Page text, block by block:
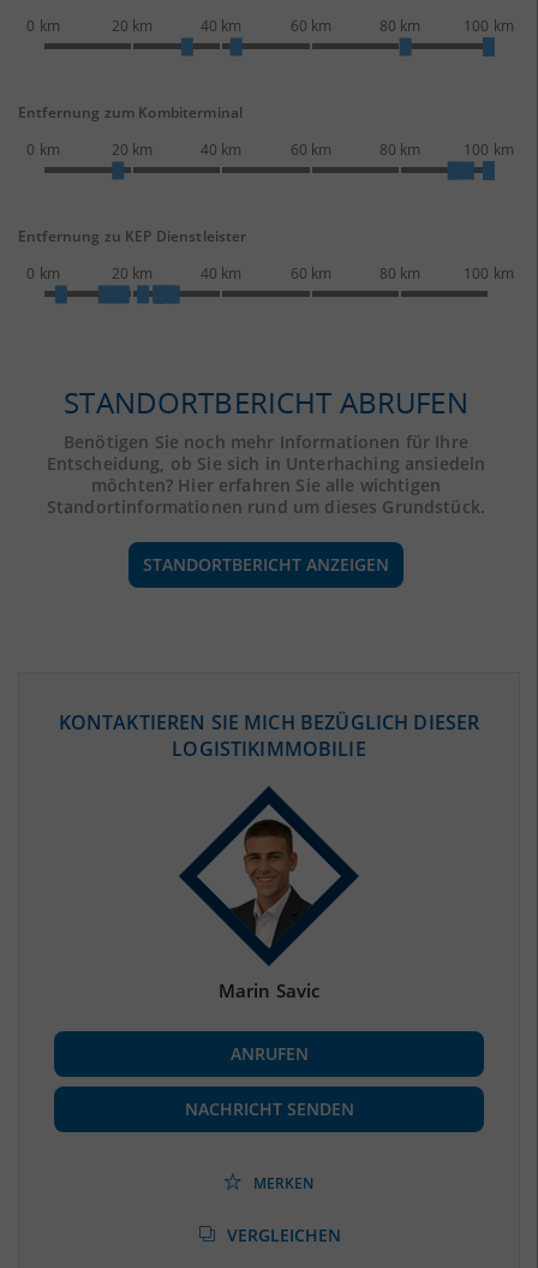
0 km
20 km 40 km 60 km 80 km 100 km
Entfernung zum Kombiterminal
0 km
20 km 40 km 60 km 80 km 100 km
Entfernung zu KEP Dienstleister
0 km
20 km 40 km 60 km 80 km 100 km
STANDORTBERICHT ABRUFEN
Benötigen Sie noch mehr Informationen für Ihre
Entscheidung, ob Sie sich in Unterhaching ansiedeln
möchten? Hier erfahren Sie alle wichtigen
Standortinformationen rund um dieses Grundstück.
STANDORTBERICHT ANZEIGEN
(STAND: 12/2019)
(Landkreis / Kreisfreie Stadt)
BESCHÄFTIGUNG
Beschäftigte
(Landkreis / Kreisfreie Stadt)
146.011
(Landkreis / Kreisfreie Stadt)
(Stand: 01/2020)
KONTAKTIEREN SIE MICH BEZÜGLICH DIESER
LOGISTIKIMMOBILIE
Marin Savic
ANRUFEN
NACHRICHT SENDEN
MERKEN
VERGLEICHEN